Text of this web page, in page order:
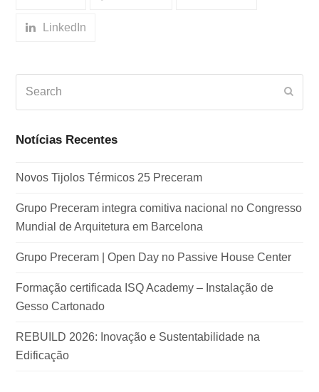
LinkedIn
Notícias Recentes
Novos Tijolos Térmicos 25 Preceram
Grupo Preceram integra comitiva nacional no Congresso
Mundial de Arquitetura em Barcelona
Grupo Preceram | Open Day no Passive House Center
Formação certificada ISQ Academy – Instalação de
Gesso Cartonado
REBUILD 2026: Inovação e Sustentabilidade na
Edificação